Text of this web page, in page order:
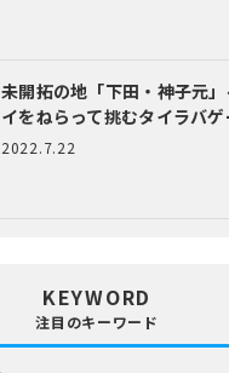
未開拓の地「下田・神子元
イをねらって挑むタイラバゲ
2022.7.22
KEYWORD
注目のキーワード